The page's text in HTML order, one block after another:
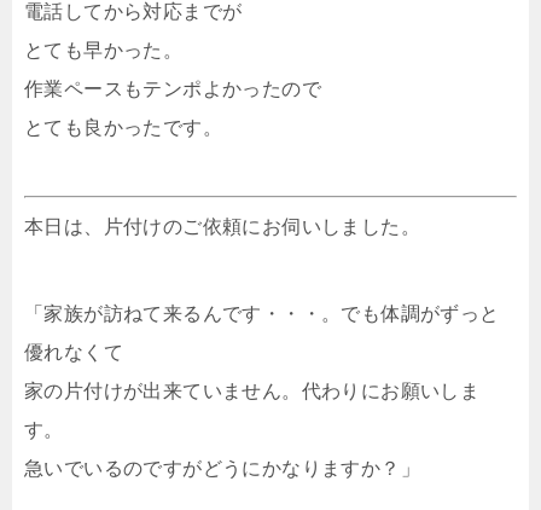
電話してから対応までが
とても早かった。
作業ペースもテンポよかったので
とても良かったです。
本日は、片付けのご依頼にお伺いしました。
「家族が訪ねて来るんです・・・。でも体調がずっと
優れなくて
家の片付けが出来ていません。代わりにお願いしま
す。
急いでいるのですがどうにかなりますか？」